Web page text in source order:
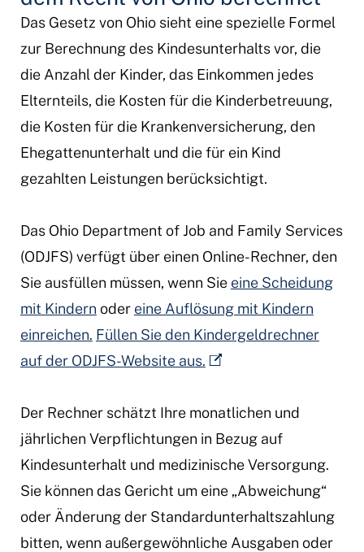
Das Gesetz von Ohio sieht eine spezielle Formel
zur Berechnung des Kindesunterhalts vor, die
die Anzahl der Kinder, das Einkommen jedes
Elternteils, die Kosten für die Kinderbetreuung,
die Kosten für die Krankenversicherung, den
Ehegattenunterhalt und die für ein Kind
gezahlten Leistungen berücksichtigt.
Das Ohio Department of Job and Family Services
(ODJFS) verfügt über einen Online-Rechner, den
Sie ausfüllen müssen, wenn Sie eine Scheidung
mit Kindern oder eine Auflösung mit Kindern
einreichen. Füllen Sie den Kindergeldrechner
auf der ODJFS-Website aus.
Der Rechner schätzt Ihre monatlichen und
jährlichen Verpflichtungen in Bezug auf
Kindesunterhalt und medizinische Versorgung.
Sie können das Gericht um eine „Abweichung“
oder Änderung der Standardunterhaltszahlung
bitten, wenn außergewöhnliche Ausgaben oder